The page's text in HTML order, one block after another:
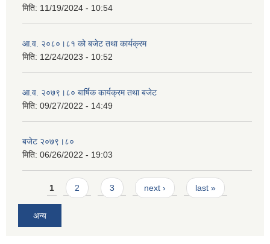
मिति: 11/19/2024 - 10:54
आ.व. २०८०।८१ को बजेट तथा कार्यक्रम
मिति: 12/24/2023 - 10:52
आ.व. २०७९।८० बार्षिक कार्यक्रम तथा बजेट
मिति: 09/27/2022 - 14:49
बजेट २०७९।८०
मिति: 06/26/2022 - 19:03
Pages
1 2 3 next › last »
अन्य